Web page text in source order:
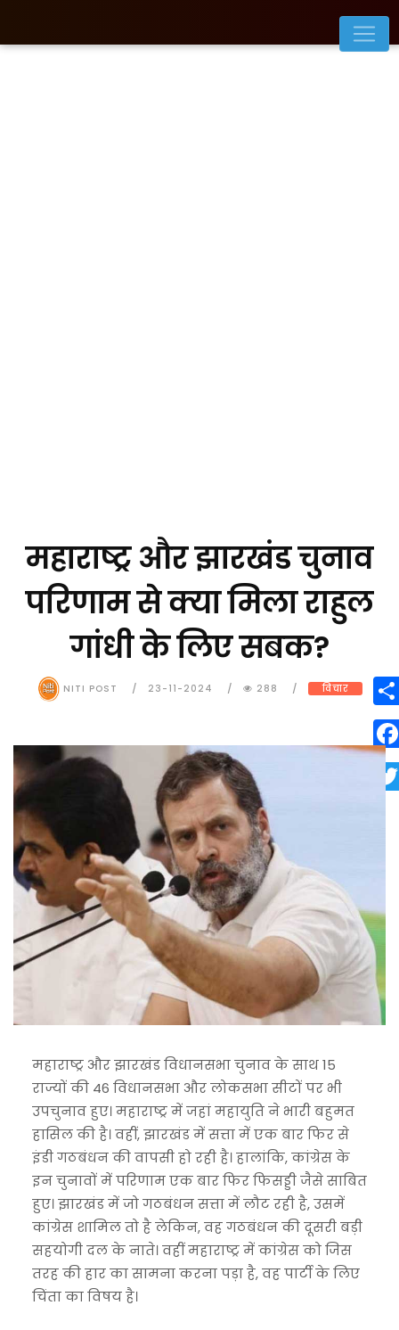
महाराष्ट्र और झारखंड चुनाव
परिणाम से क्या मिला राहुल
गांधी के लिए सबक?
NITI POST 23-11-2024 288 विचार
महाराष्ट्र और झारखंड विधानसभा चुनाव के साथ 15
राज्यों की 46 विधानसभा और लोकसभा सीटों पर भी
उपचुनाव हुए। महाराष्ट्र में जहां महायुति ने भारी बहुमत
हासिल की है। वहीं, झारखंड में सत्ता में एक बार फिर से
इंडी गठबंधन की वापसी हो रही है। हालांकि, कांग्रेस के
इन चुनावों में परिणाम एक बार फिर फिसड्डी जैसे साबित
हुए। झारखंड में जो गठबंधन सत्ता में लौट रही है, उसमें
कांग्रेस शामिल तो है लेकिन, वह गठबंधन की दूसरी बड़ी
सहयोगी दल के नाते। वहीं महाराष्ट्र में कांग्रेस को जिस
तरह की हार का सामना करना पड़ा है, वह पार्टी के लिए
चिंता का विषय है।